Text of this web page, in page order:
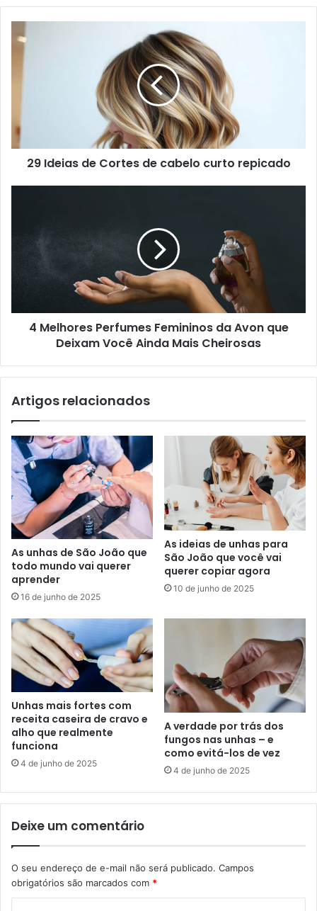
29 Ideias de Cortes de cabelo curto repicado
4 Melhores Perfumes Femininos da Avon que
Deixam Você Ainda Mais Cheirosas
Artigos relacionados
As unhas de São João que
todo mundo vai querer
aprender
16 de junho de 2025
As ideias de unhas para
São João que você vai
querer copiar agora
10 de junho de 2025
Unhas mais fortes com
receita caseira de cravo e
alho que realmente
funciona
4 de junho de 2025
A verdade por trás dos
fungos nas unhas – e
como evitá-los de vez
4 de junho de 2025
Deixe um comentário
O seu endereço de e-mail não será publicado. Campos
obrigatórios são marcados com *